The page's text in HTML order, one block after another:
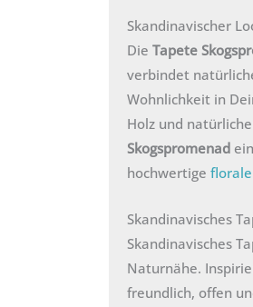
Skandinavischer
DieTapete
verbindet
Wohnlichkeit in
Holz und
Skogspromenad
hochwertige
Skandinavisches
Skandinavisches
Naturnähe.
freundlich, offen